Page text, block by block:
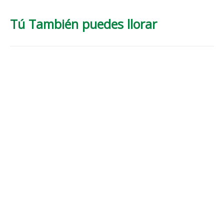
Tú También puedes llorar